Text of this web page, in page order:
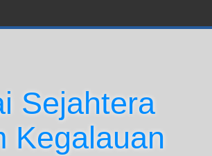
Sejahtera
Kegalauan